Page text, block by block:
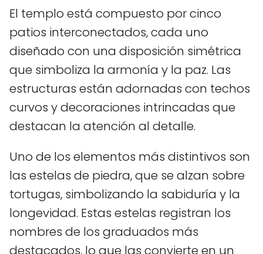
El templo está compuesto por cinco
patios interconectados, cada uno
diseñado con una disposición simétrica
que simboliza la armonía y la paz. Las
estructuras están adornadas con techos
curvos y decoraciones intrincadas que
destacan la atención al detalle.
Uno de los elementos más distintivos son
las estelas de piedra, que se alzan sobre
tortugas, simbolizando la sabiduría y la
longevidad. Estas estelas registran los
nombres de los graduados más
destacados, lo que las convierte en un